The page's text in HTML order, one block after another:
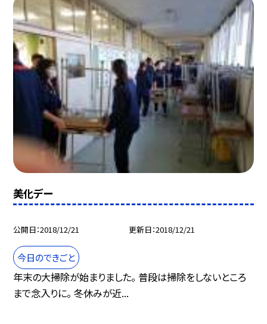
美化デー
公開日 2018/12/21 更新日 2018/12/21
今日のできごと
年末の大掃除が始まりました。 普段は掃除をしないところ
まで念入りに。 冬休みが近...